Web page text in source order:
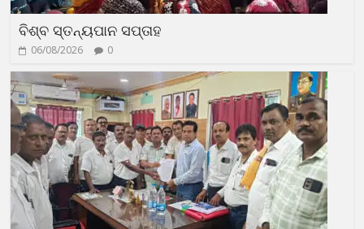
ବିଶ୍ବ ସ୍ତନ୍ୟପାନ ସପ୍ତାହ
06/08/2026 0